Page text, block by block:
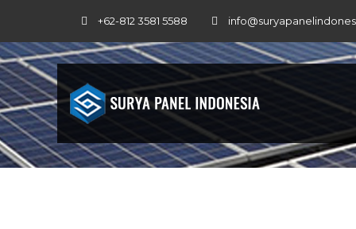
+62-812 3581 5588